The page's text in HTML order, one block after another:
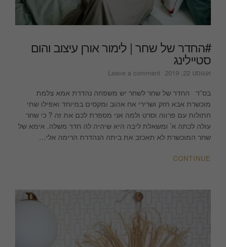
#החדר של שחר | לימור אורן עיצוב והום
סטיילינג
אוגוסט 22, 2019 Leave a comment
של
שחר
|
עיצוב
בס”ד החדר של שחר לשחר יש משפחה נהדרת אמא צלמת
מוכשרת אבא חזק ושרירי אח אהוב ומקסים במיוחד ואפילו שתי
חתולות עם פרווה וסרט ולמה אני מספרת לכם את זה ? כי שחר
עולה לכתה א’ ומשאלת ליבה היא שיהיה לה חדר משלה. אימא של
שחר המוכשרת לא תאכזב את ביתה הנהדרת הרימה אלי…
CONTINUE